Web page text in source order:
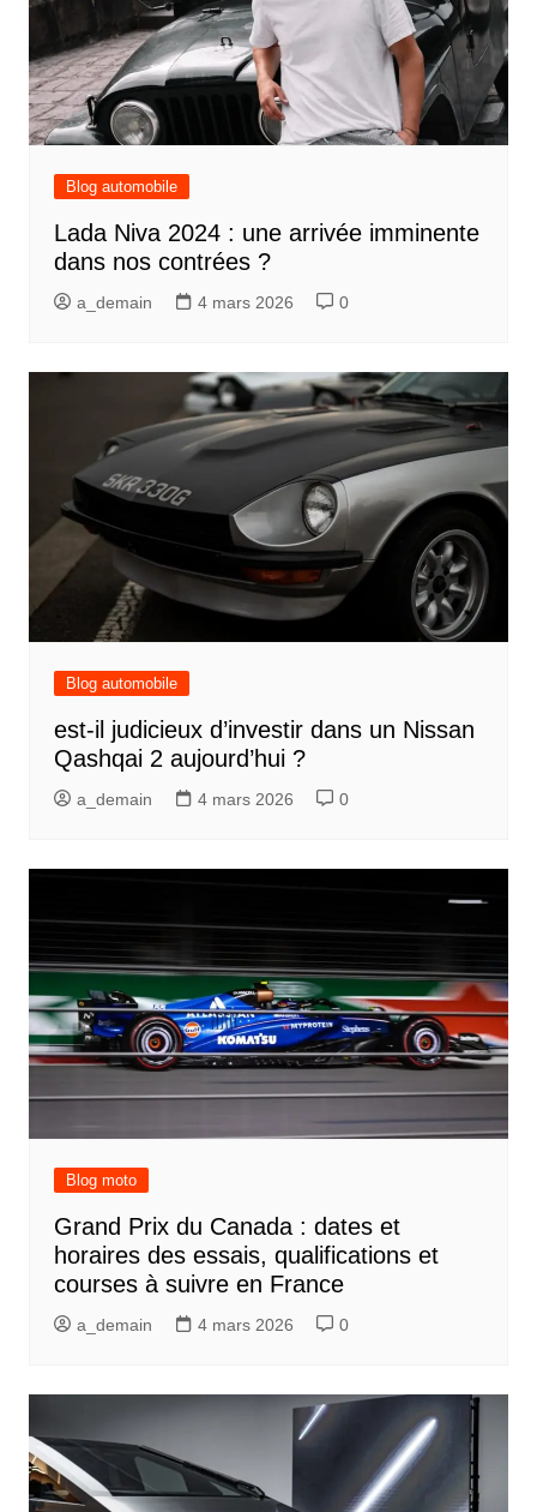
Blog automobile
Lada Niva 2024 : une arrivée imminente
dans nos contrées ?
a_demain 4 mars 2026 0
Blog automobile
est-il judicieux d’investir dans un Nissan
Qashqai 2 aujourd’hui ?
a_demain 4 mars 2026 0
Blog moto
Grand Prix du Canada : dates et
horaires des essais, qualifications et
courses à suivre en France
a_demain 4 mars 2026 0